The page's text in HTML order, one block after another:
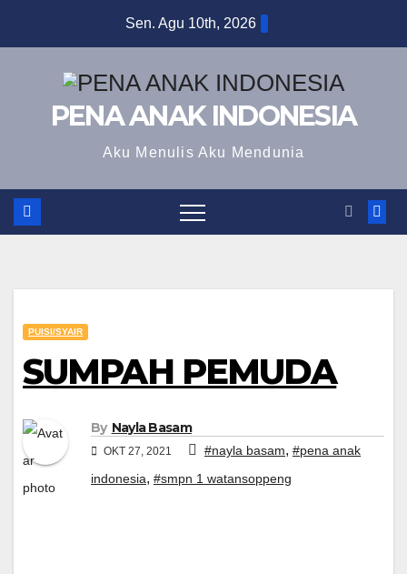
Sen. Agu 10th, 2026
PENA ANAK INDONESIA
Aku Menulis Aku Mendunia
PUISI/SYAIR
SUMPAH PEMUDA
By Nayla Basam
OKT 27, 2021 #nayla basam, #pena anak
indonesia, #smpn 1 watansoppeng